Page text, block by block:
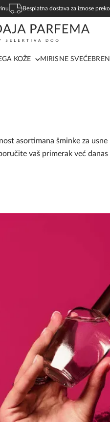
Besplatna dostava za iznose
KOŽE MIRISNE SVEĆE
asortimana šminke za
vaš primerak već